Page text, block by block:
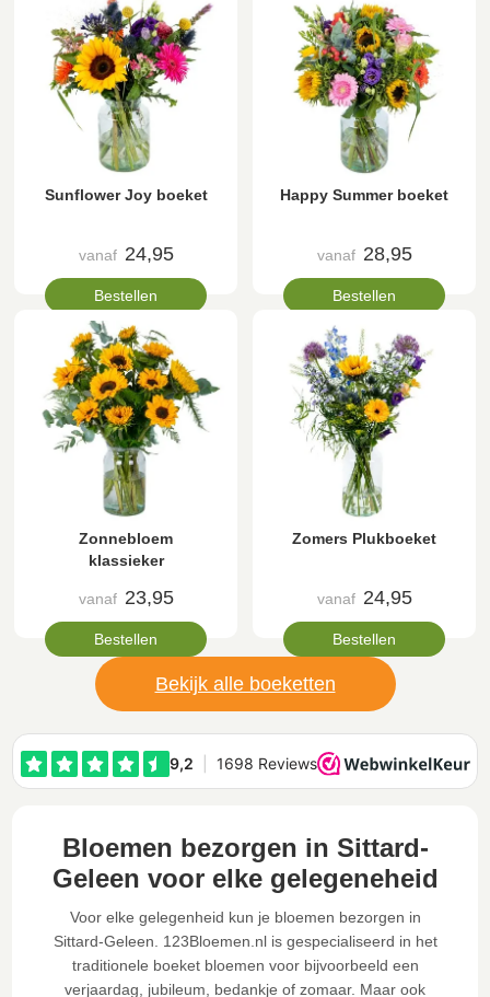
Sunflower Joy boeket
vanaf 24,95
Bestellen
Happy Summer boeket
vanaf 28,95
Bestellen
Zonnebloem
klassieker
vanaf 23,95
Bestellen
Zomers Plukboeket
vanaf 24,95
Bestellen
Bekijk alle boeketten
Bloemen bezorgen in Sittard-
Geleen voor elke gelegeneheid
Voor elke gelegenheid kun je bloemen bezorgen in
Sittard-Geleen. 123Bloemen.nl is gespecialiseerd in het
traditionele boeket bloemen voor bijvoorbeeld een
verjaardag, jubileum, bedankje of zomaar. Maar ook